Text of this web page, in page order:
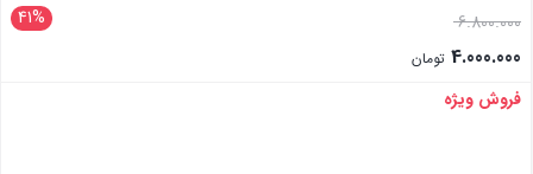
41% 6.800.000
4.000.000 تومان
بستن
فروش ویژه